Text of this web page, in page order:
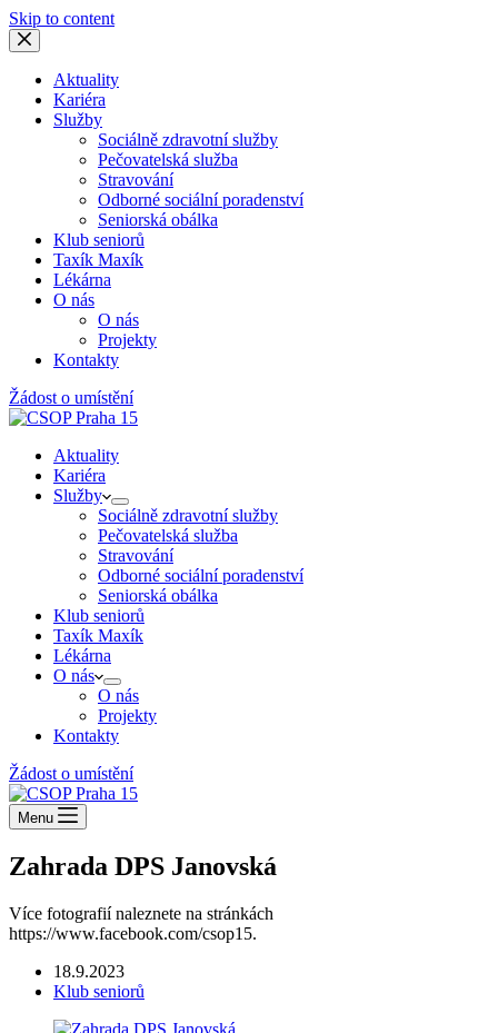
Skip to content
Aktuality
Kariéra
Služby
Sociálně zdravotní služby
Pečovatelská služba
Stravování
Odborné sociální poradenství
Seniorská obálka
Klub seniorů
Taxík Maxík
Lékárna
O nás
O nás
Projekty
Kontakty
Žádost o umístění
Aktuality
Kariéra
Služby
Sociálně zdravotní služby
Pečovatelská služba
Stravování
Odborné sociální poradenství
Seniorská obálka
Klub seniorů
Taxík Maxík
Lékárna
O nás
O nás
Projekty
Kontakty
Žádost o umístění
Menu
Zahrada DPS Janovská
Více fotografií naleznete na stránkách
https://www.facebook.com/csop15.
18.9.2023
Klub seniorů